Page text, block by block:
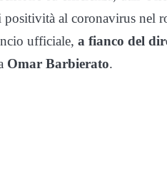
positività al coronavirus nel
ufficiale, a fianco del
Omar Barbierato.